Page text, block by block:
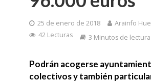
25 de enero de 2018
Arainfo
42 Lecturas
3 Minutos de lectura
Podrán acogerse
colectivos y también